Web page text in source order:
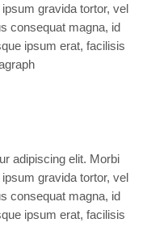
gravida tortor, vel
consequat magna, id
ipsum erat, facilisis
adipiscing elit. Morbi
gravida tortor, vel
consequat magna, id
ipsum erat, facilisis